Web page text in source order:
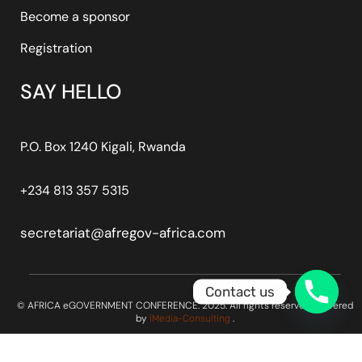
Become a sponsor
Registration
SAY HELLO
P.O. Box 1240 Kigali, Rwanda
+234 813 357 5315
secretariat@afregov-africa.com
© AFRICA eGOVERNMENT CONFERENCE. 2025. All rights reserved. Powered
by iMedia-Consulting .
Contact us